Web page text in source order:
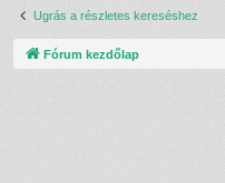
Ugrás a részletes kereséshez
Fórum kezdőlap